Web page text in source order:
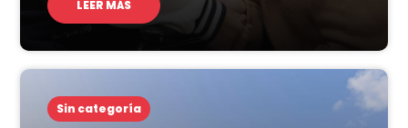
LEER MÁS
Sin categoría